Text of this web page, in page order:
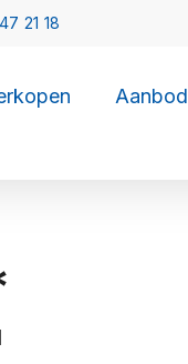
Aanbod